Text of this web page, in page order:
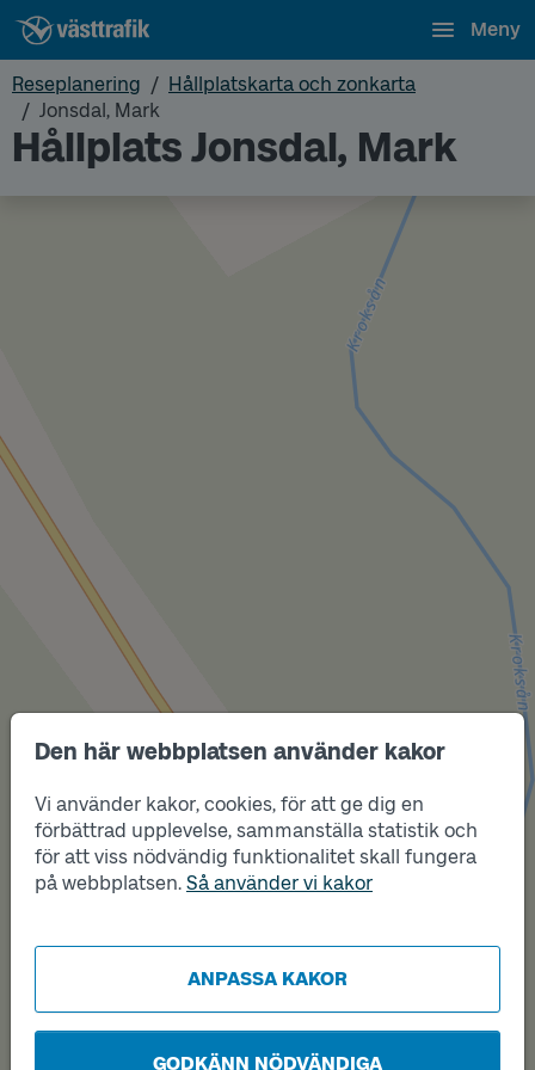
Den här webbplatsen använder kakor
Vi använder kakor, cookies, för att ge dig en
förbättrad upplevelse, sammanställa statistik och
för att viss nödvändig funktionalitet skall fungera
på webbplatsen. Så använder vi kakor
ANPASSA KAKOR
GODKÄNN NÖDVÄNDIGA
Meny
Reseplanering
Hållplatskarta och zonkarta
Jonsdal, Mark
Hållplats Jonsdal, Mark
Läge
A
Läge